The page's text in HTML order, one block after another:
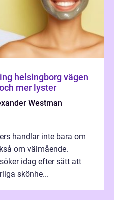
vägen
mer lyster
Westman
handlar inte bara om
om välmående.
idag efter sätt att
skönhe...